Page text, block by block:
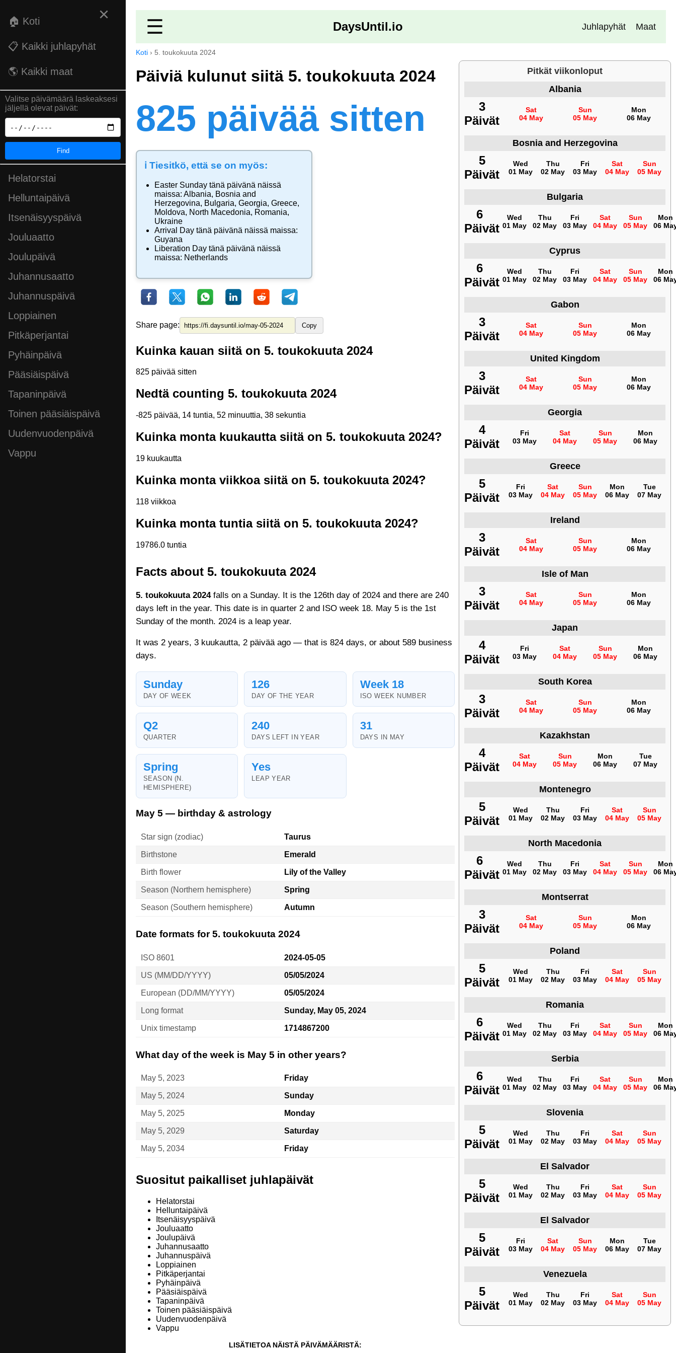
×
🏠 Koti
📋 Kaikki juhlapyhät
🌎 Kaikki maat
Valitse päivämäärä laskeaksesi
jäljellä olevat päivät:
Find
Helatorstai
Helluntaipäivä
Itsenäisyyspäivä
Jouluaatto
Joulupäivä
Juhannusaatto
Juhannuspäivä
Loppiainen
Pitkäperjantai
Pyhäinpäivä
Pääsiäispäivä
Tapaninpäivä
Toinen pääsiäispäivä
Uudenvuodenpäivä
Vappu
☰ DaysUntil.io Juhlapyhät Maat
Koti › 5. toukokuuta 2024
Päiviä kulunut siitä 5. toukokuuta 2024
825 päivää sitten
ℹ️ Tiesitkö, että se on myös:
Easter Sunday tänä päivänä näissä
maissa: Albania, Bosnia and
Herzegovina, Bulgaria, Georgia, Greece,
Moldova, North Macedonia, Romania,
Ukraine
Arrival Day tänä päivänä näissä maissa:
Guyana
Liberation Day tänä päivänä näissä
maissa: Netherlands
Share page: Copy
Kuinka kauan siitä on 5. toukokuuta 2024
825 päivää sitten
Nedtä counting 5. toukokuuta 2024
-825 päivää, 14 tuntia, 52 minuuttia, 38 sekuntia
Kuinka monta kuukautta siitä on 5. toukokuuta 2024?
19 kuukautta
Kuinka monta viikkoa siitä on 5. toukokuuta 2024?
118 viikkoa
Kuinka monta tuntia siitä on 5. toukokuuta 2024?
19786.0 tuntia
Facts about 5. toukokuuta 2024
5. toukokuuta 2024falls on a Sunday. It is the 126th day of 2024 and there are 240
days left in the year. This date is in quarter 2 and ISO week 18. May 5 is the 1st
Sunday of the month. 2024 is a leap year.
It was 2 years, 3 kuukautta, 2 päivää ago — that is 824 days, or about 589 business
days.
Sunday
DAY OF WEEK
126
DAY OF THE YEAR
Week 18
ISO WEEK NUMBER
Q2
QUARTER
240
DAYS LEFT IN YEAR
31
DAYS IN MAY
Spring
SEASON (N.
HEMISPHERE)
Yes
LEAP YEAR
May 5 — birthday & astrology
Star sign (zodiac) Taurus
Birthstone Emerald
Birth flower Lily of the Valley
Season (Northern hemisphere) Spring
Season (Southern hemisphere) Autumn
Date formats for 5. toukokuuta 2024
ISO 8601 2024-05-05
US (MM/DD/YYYY) 05/05/2024
European (DD/MM/YYYY) 05/05/2024
Long format Sunday, May 05, 2024
Unix timestamp 1714867200
What day of the week is May 5 in other years?
May 5, 2023 Friday
May 5, 2024 Sunday
May 5, 2025 Monday
May 5, 2029 Saturday
May 5, 2034 Friday
Pitkät viikonloput
Albania
3
Päivät
Sat
04 May
Sun
05 May
Mon
06 May
Bosnia and Herzegovina
5
Päivät
Wed
01 May
Thu
02 May
Fri
03 May
Sat
04 May
Sun
05 May
Bulgaria
6
Päivät
Wed
01 May
Thu
02 May
Fri
03 May
Sat
04 May
Sun
05 May
Mon
06
Cyprus
6
Päivät
Wed
01 May
Thu
02 May
Fri
03 May
Sat
04 May
Sun
05 May
Mon
06
Gabon
3
Päivät
Sat
04 May
Sun
05 May
Mon
06 May
United Kingdom
3
Päivät
Sat
04 May
Sun
05 May
Mon
06 May
Georgia
4
Päivät
Fri
03 May
Sat
04 May
Sun
05 May
Mon
06 May
Greece
5
Päivät
Fri
03 May
Sat
04 May
Sun
05 May
Mon
06 May
Tue
07 May
Ireland
3
Päivät
Sat
04 May
Sun
05 May
Mon
06 May
Isle of Man
3
Päivät
Sat
04 May
Sun
05 May
Mon
06 May
Japan
4
Päivät
Fri
03 May
Sat
04 May
Sun
05 May
Mon
06 May
South Korea
3
Päivät
Sat
04 May
Sun
05 May
Mon
06 May
Kazakhstan
4
Päivät
Sat
04 May
Sun
05 May
Mon
06 May
Tue
07 May
Montenegro
5
Päivät
Wed
01 May
Thu
02 May
Fri
03 May
Sat
04 May
Sun
05 May
North Macedonia
6
Päivät
Wed
01 May
Thu
02 May
Fri
03 May
Sat
04 May
Sun
05 May
Mon
06
Montserrat
3
Päivät
Sat
04 May
Sun
05 May
Mon
06 May
Poland
5
Päivät
Wed
01 May
Thu
02 May
Fri
03 May
Sat
04 May
Sun
05 May
Romania
6
Päivät
Wed
01 May
Thu
02 May
Fri
03 May
Sat
04 May
Sun
05 May
Mon
06
Serbia
6
Päivät
Wed
01 May
Thu
02 May
Fri
03 May
Sat
04 May
Sun
05 May
Mon
06
Slovenia
5
Päivät
Wed
01 May
Thu
02 May
Fri
03 May
Sat
04 May
Sun
05 May
El Salvador
5
Päivät
Wed
01 May
Thu
02 May
Fri
03 May
Sat
04 May
Sun
05 May
El Salvador
5
Päivät
Fri
03 May
Sat
04 May
Sun
05 May
Mon
06 May
Tue
07 May
Venezuela
5
Päivät
Wed
01 May
Thu
02 May
Fri
03 May
Sat
04 May
Sun
05 May
Suositut paikalliset juhlapäivät
Helatorstai
Helluntaipäivä
Itsenäisyyspäivä
Jouluaatto
Joulupäivä
Juhannusaatto
Juhannuspäivä
Loppiainen
Pitkäperjantai
Pyhäinpäivä
Pääsiäispäivä
Tapaninpäivä
Toinen pääsiäispäivä
Uudenvuodenpäivä
Vappu
LISÄTIETOA NÄISTÄ PÄIVÄMÄÄRISTÄ: